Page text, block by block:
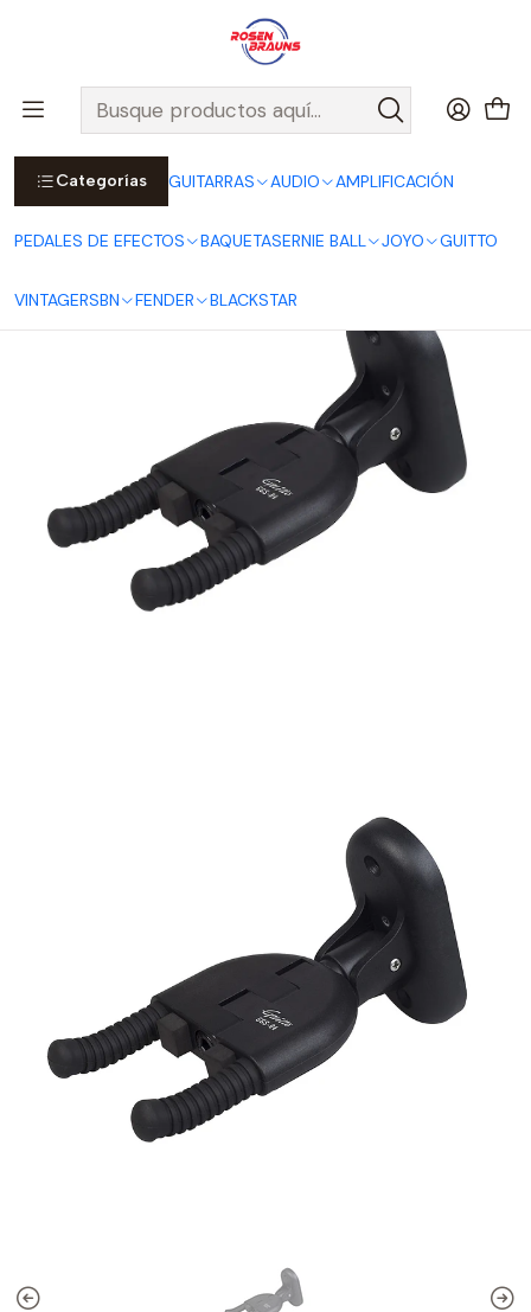
Categorías GUITARRAS AUDIO AMPLIFICACIÓN
PEDALES DE EFECTOS BAQUETASERNIE BALL JOYO GUITTO
VINTAGERSBN FENDER BLACKSTAR
Por compras sobre $25.000 en Santiago urbano, Colina o
Padre Hurtado, incluimos el despacho!
Ver Detalles
Inicio GUITTO Soporte de Pared GGS-04 Guitarra, Bajo, Ukelele